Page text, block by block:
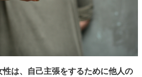
は、自己主張をするために他人の